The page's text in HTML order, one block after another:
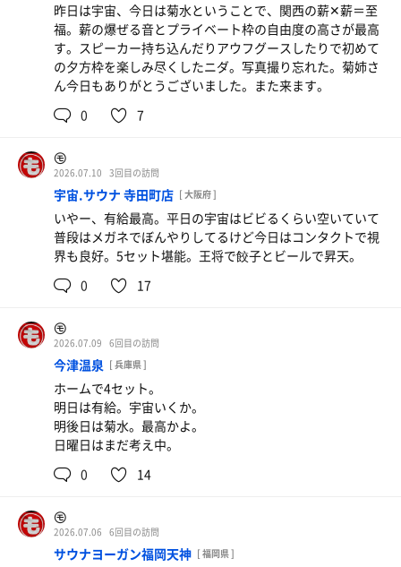
昨日は宇宙、今日は菊水ということで、関西の薪✕薪＝至
福。薪の爆ぜる音とプライベート枠の自由度の高さが最高
す。スピーカー持ち込んだりアウフグースしたりで初めて
の夕方枠を楽しみ尽くしたニダ。写真撮り忘れた。菊姉さ
ん今日もありがとうございました。また来ます。
0
7
㋲
2026.07.10 3回目の訪問
宇宙.サウナ 寺田町店 [ 大阪府 ]
いやー、有給最高。平日の宇宙はビビるくらい空いていて
普段はメガネでぼんやりしてるけど今日はコンタクトで視
界も良好。5セット堪能。王将で餃子とビールで昇天。
0
17
㋲
2026.07.09 6回目の訪問
今津温泉 [ 兵庫県 ]
ホームで4セット。
明日は有給。宇宙いくか。
明後日は菊水。最高かよ。
日曜日はまだ考え中。
0
14
㋲
2026.07.06 6回目の訪問
サウナヨーガン福岡天神 [ 福岡県 ]